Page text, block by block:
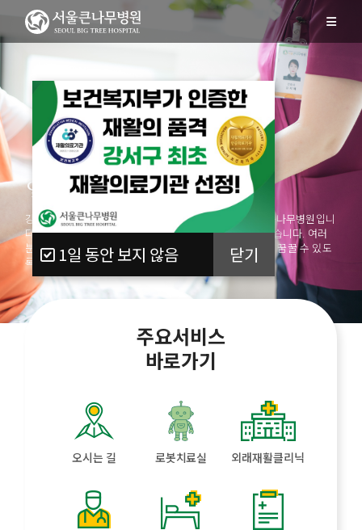
1일 동안 보지 않음 닫기
일상으로의 한 걸음
강서구에서 함께한 10여년
‘사람’을 위한 재활병원 서울큰나무병원입니
다.내 가족을 치료한다는 관심과 사랑으로 최선을 다하겠습니다. 여러
분의 가족, 친구, 동료가 다시 한 번 일어나
더 나은 일상을 꿈꿀 수 있도
록 함께하겠습니다.
주요서비스
바로가기
오시는 길 로봇치료실 외래재활클리닉